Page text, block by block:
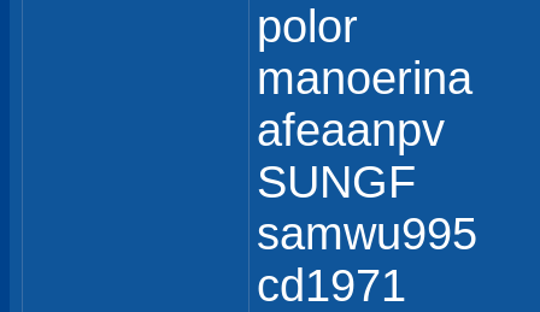
polor
manoerina
afeaanpv
SUNGF
samwu995
cd1971